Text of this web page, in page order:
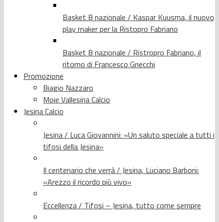
Basket B nazionale / Kaspar Kuusma, il nuovo
play maker per la Ristopro Fabriano
Basket B nazionale / Ristropro Fabriano, il
ritorno di Francesco Gnecchi
Promozione
Biagio Nazzaro
Moie Vallesina Calcio
Jesina Calcio
Jesina / Luca Giovannini: «Un saluto speciale a tutti i
tifosi della Jesina»
Il centenario che verrà / Jesina, Luciano Barboni:
«Arezzo il ricordo più vivo»
Eccellenza / Tifosi – Jesina, tutto come sempre